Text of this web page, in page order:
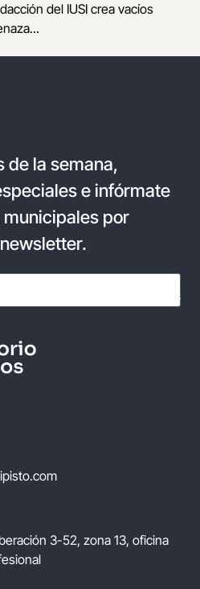
del IUSI crea vacíos
de la semana,
e infórmate
por
3-52, zona 13, oficina